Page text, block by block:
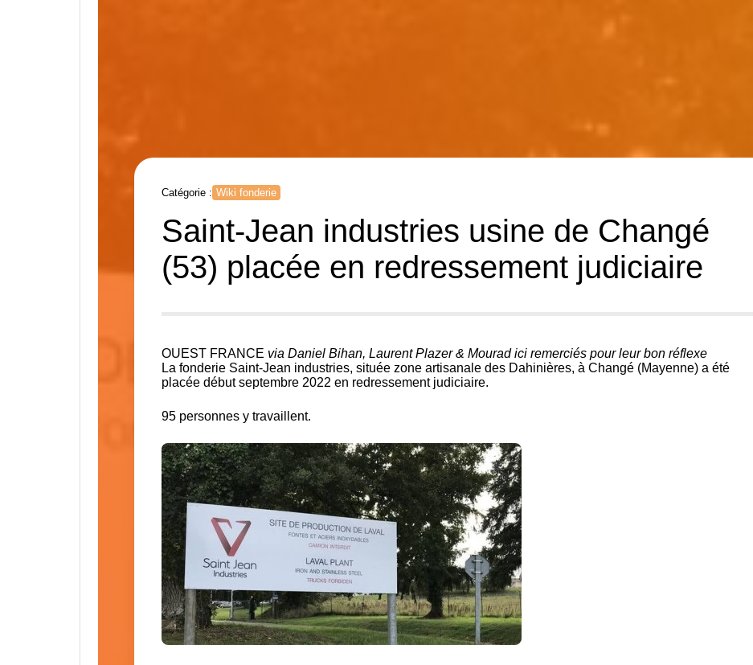
Catégorie : Wiki fonderie
Saint-Jean industries usine de Changé
(53) placée en redressement judiciaire
OUEST FRANCE via Daniel Bihan, Laurent Plazer & Mourad ici remerciés pour leur bon réflexe
​La fonderie Saint-Jean industries, située zone artisanale des Dahinières, à Changé (Mayenne) a été
placée début septembre 2022 en redressement judiciaire.
95 personnes y travaillent.